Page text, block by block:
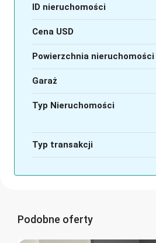
ID nieruchomości
Cena USD
Powierzchnia nieruchomości
Garaż
Typ Nieruchomości
Typ transakcji
Podobne oferty